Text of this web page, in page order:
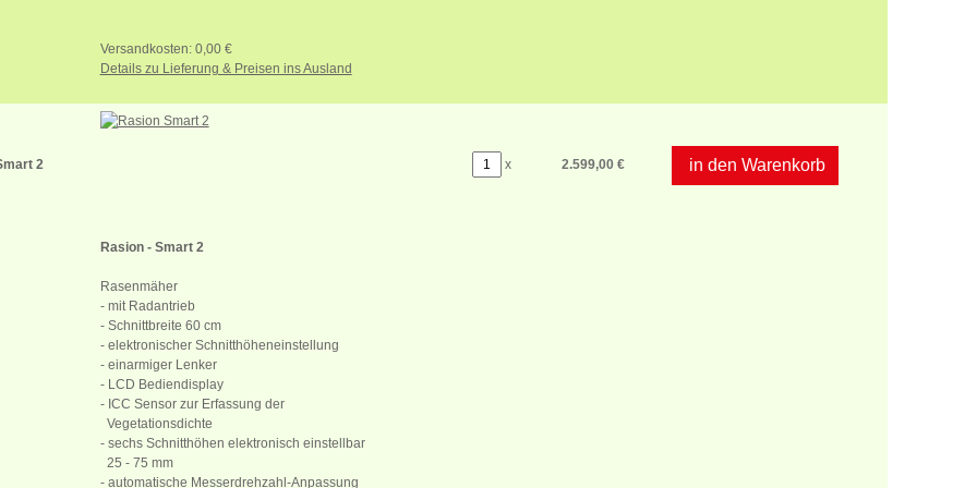
Versandkosten: 0,00 €
Details zu Lieferung & Preisen ins Ausland
2
Rasion - Smart 2
Rasenmäher
- mit Radantrieb
- Schnittbreite 60 cm
- elektronischer Schnitthöheneinstellung
- einarmiger Lenker
- LCD Bediendisplay
- ICC Sensor zur Erfassung der
Vegetationsdichte
- sechs Schnitthöhen elektronisch einstellbar
25 - 75 mm
- automatische Messerdrehzahl-Anpassung
x 2.599,00 € in den Warenkorb